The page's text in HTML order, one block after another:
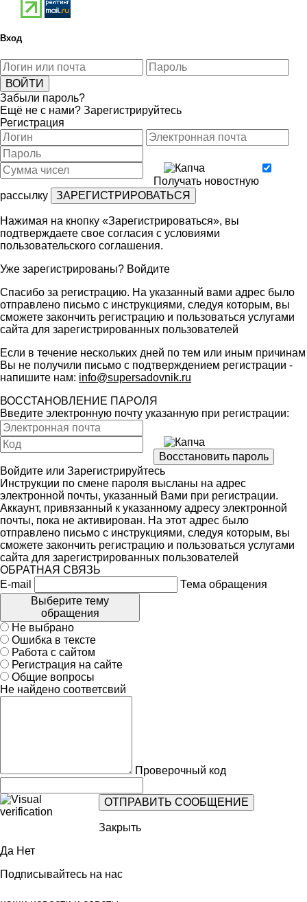
Вход
Забыли пароль?
Ещё не с нами? Зарегистрируйтесь
Регистрация
Получать новостную
рассылку
Нажимая на кнопку «Зарегистрироваться», вы
подтверждаете свое согласия с условиями
пользовательского соглашения.
Уже зарегистрированы? Войдите
Спасибо за регистрацию. На указанный вами адрес было
отправлено письмо с инструкциями, следуя которым, вы
сможете закончить регистрацию и пользоваться услугами
сайта для зарегистрированных пользователей
Если в течение нескольких дней по тем или иным причинам
Вы не получили письмо с подтверждением регистрации -
напишите нам: info@supersadovnik.ru
ВОССТАНОВЛЕНИЕ ПАРОЛЯ
Введите электронную почту указанную при регистрации:
Войдите или Зарегистрируйтесь
Инструкции по смене пароля высланы на адрес
электронной почты, указанный Вами при регистрации.
Аккаунт, привязанный к указанному адресу электронной
почты, пока не активирован. На этот адрес было
отправлено письмо с инструкциями, следуя которым, вы
сможете закончить регистрацию и пользоваться услугами
сайта для зарегистрированных пользователей
ОБРАТНАЯ СВЯЗЬ
E-mail
Тема обращения
Выберите тему
обращения
Не выбрано
Ошибка в тексте
Работа с сайтом
Регистрация на сайте
Общие вопросы
Не найдено соответсвий
Проверочный код
Закрыть
Да Нет
Подписывайтесь на нас